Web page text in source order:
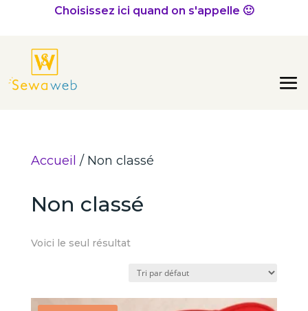
Choisissez ici quand on s'appelle 🙂
Accueil / Non classé
Non classé
Voici le seul résultat